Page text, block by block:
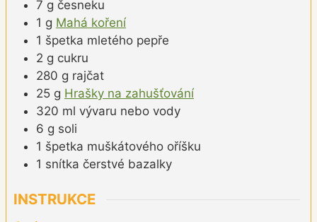
7 g česneku
1 g Mahá koření
1 špetka mletého pepře
2 g cukru
280 g rajčat
25 g Hrašky na zahušťování
320 ml vývaru nebo vody
6 g soli
1 špetka muškátového oříšku
1 snítka čerstvé bazalky
INSTRUKCE